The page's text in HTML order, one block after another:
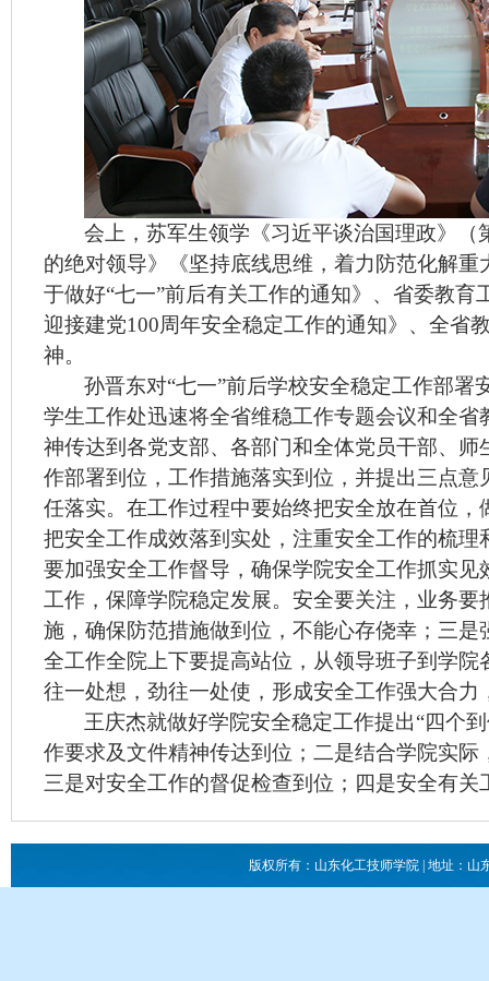
会上，苏军生领学《习近平谈治国理政》（
的绝对领导》
《坚持底线思维，着力防范化解
于做好“七一”前后有关工作的通知》、省委教
迎接建党100周年安全稳定工作的通知》、全省
神。
孙晋东对“七一”前后学校安全稳定工作部
学生工作处迅速将全省维稳工作专题会议和全
神传达到各党支部、各部门和全体党员干部、
作部署到位，工作措施落实到位，并提出三点
任落实。在工作过程中要始终把安全放在首位
把安全工作成效落到实处，注重安全工作的梳
要加强安全工作督导，确保学院安全工作抓实
工作，保障学院稳定发展。安全要关注，业务
施，确保防范措施做到位，不能心存侥幸；三
全工作全院上下要提高站位，从领导班子到学
往一处想，劲往一处使，形成安全工作强大合
王庆杰就做好学院安全稳定工作提出“四个
作要求及文件精神传达到位；二是结合学院实
三是对安全工作的督促检查到位；四是安全有关
版权所有：山东化工技师学院 | 地址：山